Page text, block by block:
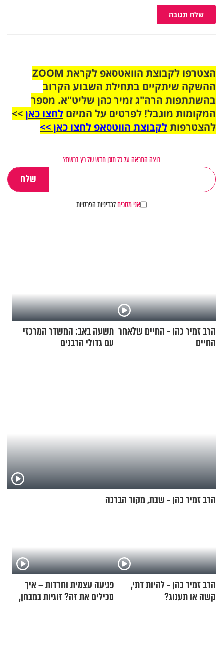
שלח תגובה
הצטרפו לקבוצת הוואטסאפ לקראת ZOOM
ההשקה שיתקיים בתחילת השבוע הקרוב
בהשתתפות הרה"ג זמיר כהן שליט"א. מספר
המקומות מוגבל! לפרטים על המיזם לחצו כאן>>
להצטרפותלקבוצת הווטסאפ לחצו כאן >>
רוצה התראה על כל תוכן חדש של רץ ברשת?
אני מסכיםלמדיניות הפרטיות
הרב זמיר כהן - החיים שלאחר
החיים
תשעה באב: המשדר המרכזי
עם גדולי הרבנים
הרב זמיר כהן - שבת, מקור הברכה
הרב זמיר כהן - להיות דתי,
קשה או תענוג?
פגיעה עצמית וחרדות – איך
מכילים את זה? זוגיות במבחן,